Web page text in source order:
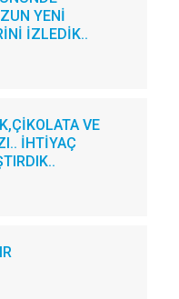
YENİ
İZLEDİK..
VE
İHTİYAÇ